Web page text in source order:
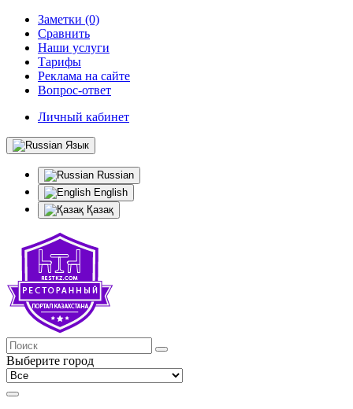
Заметки (0)
Сравнить
Наши услуги
Тарифы
Реклама на сайте
Вопрос-ответ
Личный кабинет
Язык
Russian
English
Қазақ
Выберите город